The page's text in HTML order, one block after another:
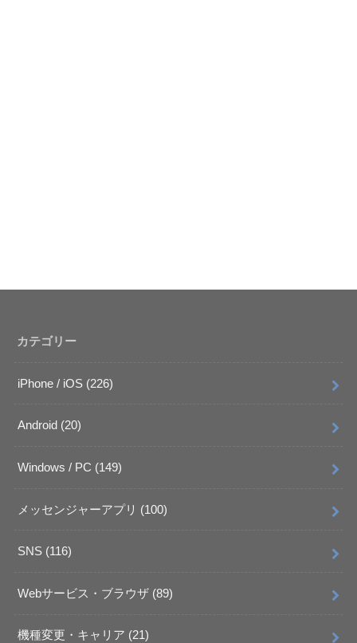
カテゴリー
iPhone / iOS (226)
Android (20)
Windows / PC (149)
メッセンジャーアプリ (100)
SNS (116)
Webサービス・ブラウザ (89)
機種変更・キャリア (21)